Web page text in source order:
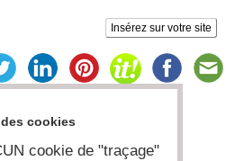
Insérez sur votre site
Page 0 / 0
cookies
cookie de "traçage"